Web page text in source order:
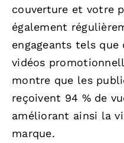
couverture et votre
également
engageants tels
vidéos
montre que les
reçoivent 94 % de
améliorant ainsi la
marque.